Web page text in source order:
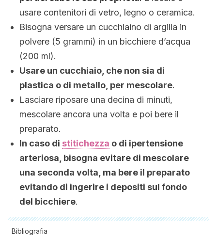
usare contenitori di vetro, legno o ceramica.
Bisogna versare un cucchiaino di argilla in
polvere (5 grammi) in un bicchiere d’acqua
(200 ml).
Usare un cucchiaio, che non sia di
plastica o di metallo, per mescolare.
Lasciare riposare una decina di minuti,
mescolare ancora una volta e poi bere il
preparato.
In caso di stitichezza o di ipertensione
arteriosa, bisogna evitare di mescolare
una seconda volta, ma bere il preparato
evitando di ingerire i depositi sul fondo
del bicchiere.
Bibliografia